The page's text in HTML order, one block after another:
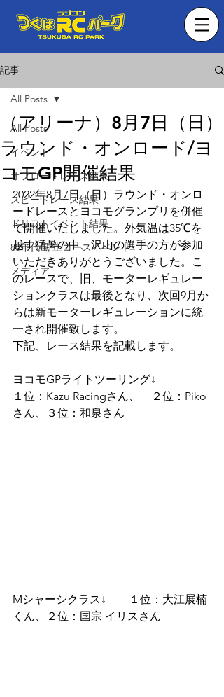
記事
All Posts
イベント
オフロードレース結果
スピードレース結果
ドリフトイベント結果
80年代風 土コースイベント
メディア
All Posts
（アリーナ）8月7日（日）
ラウンド・オンロード/ヨ
コモGP開催結果
2022年8月7日（日）ラウンド・オンロ
ードレースとヨコモグランプリを併催
で開催いたしました。外気温は35℃を
越す猛暑の中、沢山の選手の方が参加
いただきありがとうございました。こ
のレースで、旧、モーターレギュレー
ションクラスは最後となり、次回9月か
らは新モーターレギュレーションに統
一され開催致します。
下記、レース結果を記載します。
ヨコモGPライトツーリング↓
１位：Kazu Racingさん、　２位：Piko
さん、３位：和泉さん
Mシャーシクラス↓　　１位：大江展楠
くん、２位：国宗 イリスさん